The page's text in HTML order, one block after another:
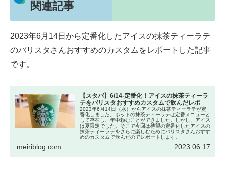
関連記事
2023年6月14日から定番化したアイスの抹茶ティーラテ
のバリスタさんおすすめのカスタムをレポートした記事
です。
【スタバ】6/14-定番化！アイスの抹茶ティーラ
テをバリスタおすすめカスタムで飲んだレポ
2023年6月14日（水）からアイスの抹茶ティーラテが定
番化しました。ホットの抹茶ティーラテは定番メニューと
して存在し、年中頼むことができました。しかし、アイス
は夏限定でした。そこで今回は待望の定番化したアイスの
抹茶ティーラテをさらに楽しむためにバリスタさんおすす
めのカスタムで飲んだのでレポートします。
meiriblog.com 2023.06.17